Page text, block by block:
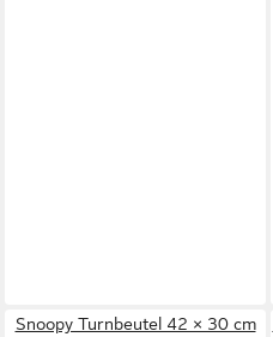
Snoopy Turnbeutel 42 × 30 cm